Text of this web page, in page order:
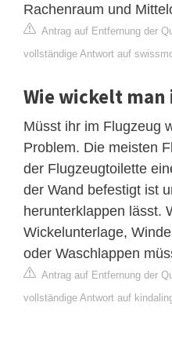
Rachenraum und
Antrag auf Entfernung der
vollständige Antwort auf
Wie wickelt man
Müsst ihr im Flugzeug
Problem. Die meisten
der Flugzeugtoilette
der Wand befestigt ist
herunterklappen lässt.
Wickelunterlage,
oder Waschlappen
Antrag auf Entfernung der
vollständige Antwort auf